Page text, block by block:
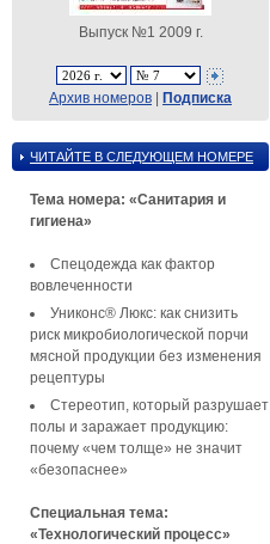
Выпуск №1 2009 г.
Архив номеров | Подписка
ЧИТАЙТЕ В СЛЕДУЮЩЕМ НОМЕРЕ
Тема номера: «Санитария и
гигиена»
Спецодежда как фактор
вовлеченности
Униконс® Люкс: как снизить
риск микробиологической порчи
мясной продукции без изменения
рецептуры
Стереотип, который разрушает
полы и заражает продукцию:
почему «чем толще» не значит
«безопаснее»
Специальная тема:
«Технологический процесс»